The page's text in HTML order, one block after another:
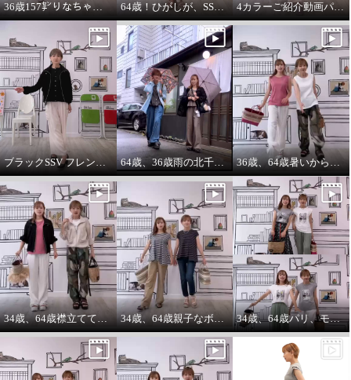
36歳157㌢りなちゃんは60㌢丈、64歳163㌢のひがしは65㌢丈を履く 64歳！ひがしが、SSVのベスト最高！推し‼️コーデ 4カラーご紹介動画パーカー付きのインナーは、凄い使えます。
ブラックSSV フレンチシャツにブラックブルゾン so cool! 64歳、36歳雨の北千住迷路散歩 36歳、64歳暑いから ノースリーブ必須‼️暑いから腕は出す‼️
34歳、64歳襟立ててブルゾンを着る えっ？襟立てない？ 34歳、64歳親子なボーダーコーデstyle^_^ 34歳、64歳パリ、モンマルトルの階段プリントカットソーを着る。